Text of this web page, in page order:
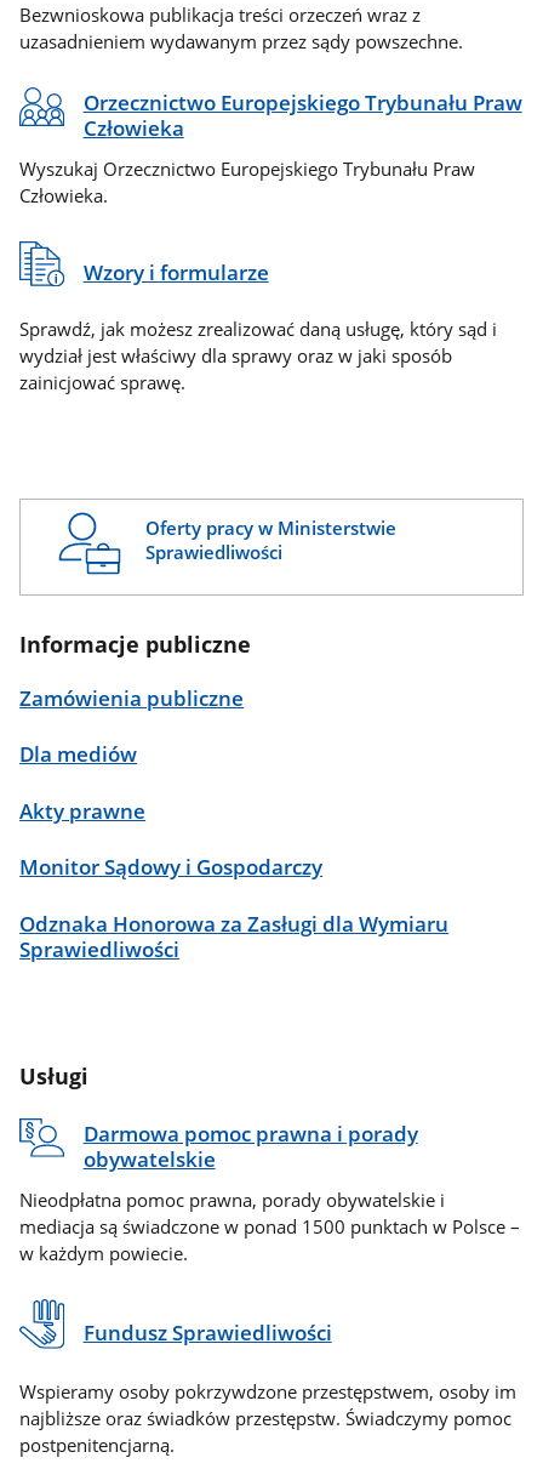
Bezwnioskowa publikacja treści orzeczeń wraz z
uzasadnieniem wydawanym przez sądy powszechne.
Orzecznictwo Europejskiego Trybunału Praw
Człowieka
Wyszukaj Orzecznictwo Europejskiego Trybunału Praw
Człowieka.
Wzory i formularze
Sprawdź, jak możesz zrealizować daną usługę, który sąd i
wydział jest właściwy dla sprawy oraz w jaki sposób
zainicjować sprawę.
Oferty pracy w Ministerstwie
Sprawiedliwości
Informacje publiczne
Zamówienia publiczne
Dla mediów
Akty prawne
Monitor Sądowy i Gospodarczy
Odznaka Honorowa za Zasługi dla Wymiaru
Sprawiedliwości
Usługi
Darmowa pomoc prawna i porady
obywatelskie
Nieodpłatna pomoc prawna, porady obywatelskie i
mediacja są świadczone w ponad 1500 punktach w Polsce –
w każdym powiecie.
Fundusz Sprawiedliwości
Wspieramy osoby pokrzywdzone przestępstwem, osoby im
najbliższe oraz świadków przestępstw. Świadczymy pomoc
postpenitencjarną.